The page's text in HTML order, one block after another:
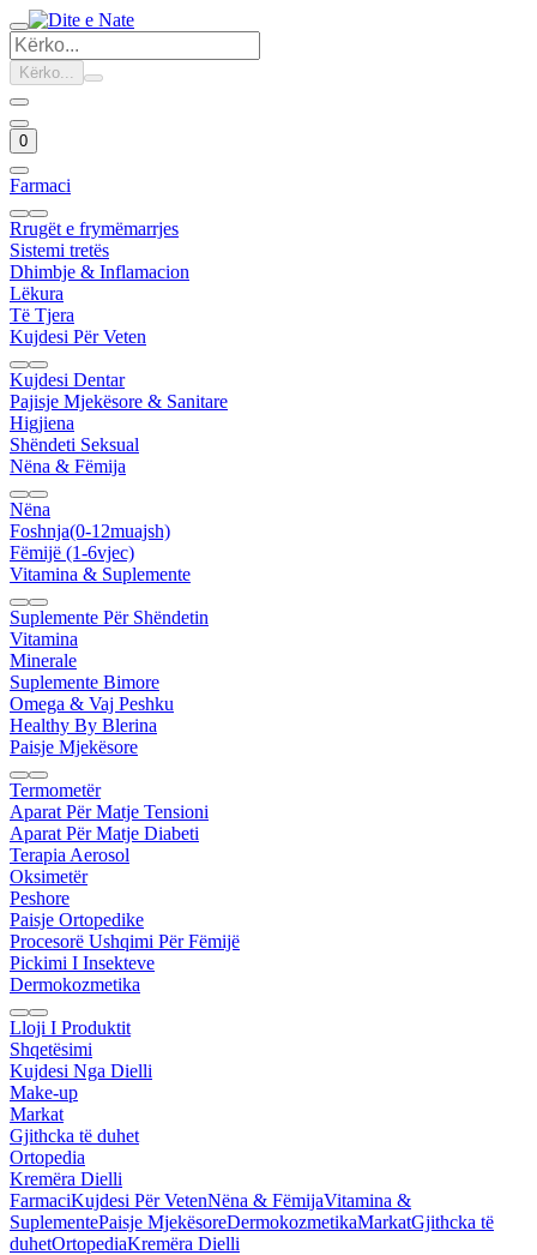
Kërko...
0
Farmaci
Rrugët e frymëmarrjes
Sistemi tretës
Dhimbje & Inflamacion
Lëkura
Të Tjera
Kujdesi Për Veten
Kujdesi Dentar
Pajisje Mjekësore & Sanitare
Higjiena
Shëndeti Seksual
Nëna & Fëmija
Nëna
Foshnja(0-12muajsh)
Fëmijë (1-6vjec)
Vitamina & Suplemente
Suplemente Për Shëndetin
Vitamina
Minerale
Suplemente Bimore
Omega & Vaj Peshku
Healthy By Blerina
Paisje Mjekësore
Termometër
Aparat Për Matje Tensioni
Aparat Për Matje Diabeti
Terapia Aerosol
Oksimetër
Peshore
Paisje Ortopedike
Procesorë Ushqimi Për Fëmijë
Pickimi I Insekteve
Dermokozmetika
Lloji I Produktit
Shqetësimi
Kujdesi Nga Dielli
Make-up
Markat
Gjithcka të duhet
Ortopedia
Kremëra Dielli
FarmaciKujdesi Për VetenNëna & FëmijaVitamina &
SuplementePaisje MjekësoreDermokozmetikaMarkatGjithcka të
duhetOrtopediaKremëra Dielli